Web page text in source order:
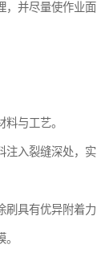
，并尽量使作业面
与工艺。
注入裂缝深处，实
刷具有优异附着力